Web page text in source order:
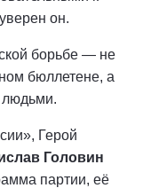
он.
борьбе — не
бюллетене, а
людьми.
Герой
Головин
партии, её